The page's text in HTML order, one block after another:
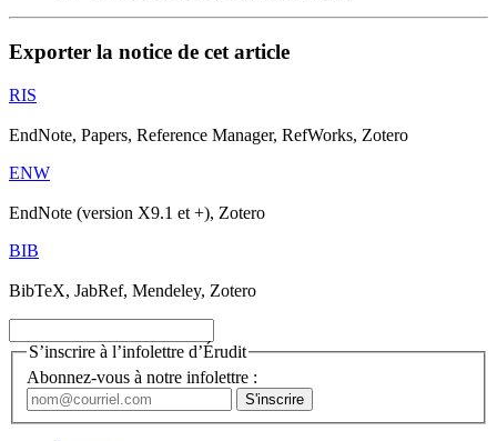
Exporter la notice de cet article
RIS
EndNote, Papers, Reference Manager, RefWorks, Zotero
ENW
EndNote (version X9.1 et +), Zotero
BIB
BibTeX, JabRef, Mendeley, Zotero
S’inscrire à l’infolettre d’Érudit
Abonnez-vous à notre infolettre :